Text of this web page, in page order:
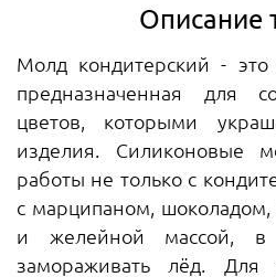
Описание
Молд кондитерский - это
предназначенная для
цветов, которыми
изделия. Силиконовые
работы не только с
с марципаном, шоколадом,
и желейной массой,
замораживать лёд. Для